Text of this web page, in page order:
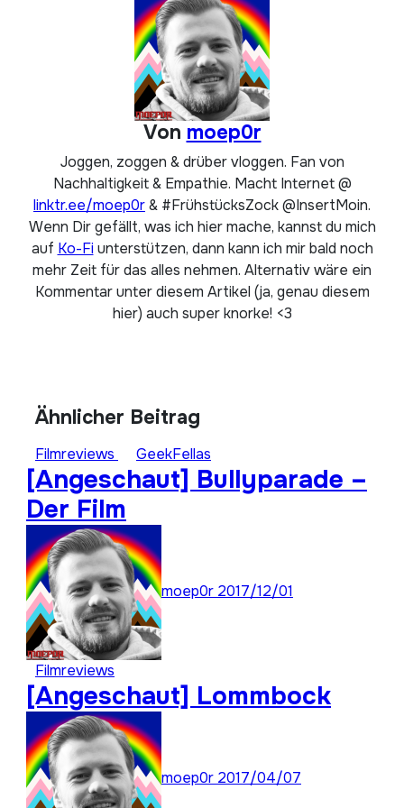
Von moep0r
Joggen, zoggen & drüber vloggen. Fan von
Nachhaltigkeit & Empathie. Macht Internet @
linktr.ee/moep0r& #FrühstücksZock @InsertMoin.
Wenn Dir gefällt, was ich hier mache, kannst du mich
auf Ko-Fiunterstützen, dann kann ich mir bald noch
mehr Zeit für das alles nehmen. Alternativ wäre ein
Kommentar unter diesem Artikel (ja, genau diesem
hier) auch super knorke! <3
Ähnlicher Beitrag
Filmreviews GeekFellas
[Angeschaut] Bullyparade –
Der Film
moep0r 2017/12/01
Filmreviews
[Angeschaut] Lommbock
moep0r 2017/04/07